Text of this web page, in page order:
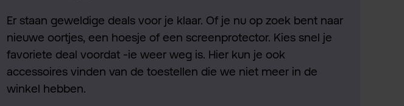
Er staan geweldige deals voor je klaar. Of je nu op zoek bent naar
nieuwe oortjes, een hoesje of een screenprotector. Kies snel je
favoriete deal voordat -ie weer weg is. Hier kun je ook
accessoires vinden van de toestellen die we niet meer in de
winkel hebben.